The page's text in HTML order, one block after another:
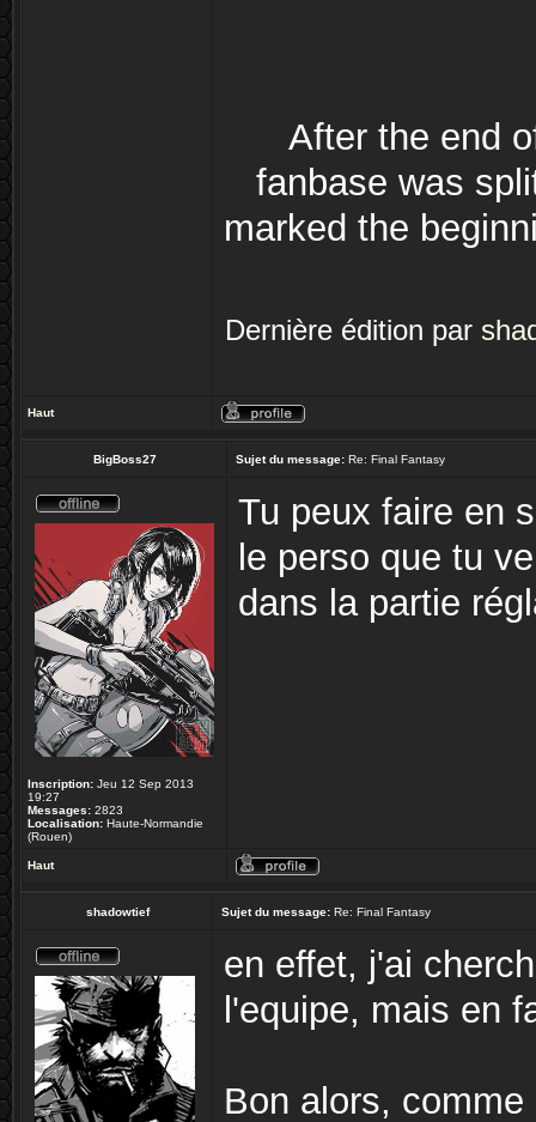
After the end
fanbase was
marked the
Dernière édition par
Haut
BigBoss27 Sujet du message: Re: Final Fantasy
Inscription: Jeu 12 Sep 2013
19:27
Messages: 2823
Localisation: Haute-Normandie
(Rouen)
Tu peux faire en
le perso que tu
dans la partie
Haut
shadowtief Sujet du message: Re: Final Fantasy
en effet, j'ai
l'equipe, mais en
Bon alors,